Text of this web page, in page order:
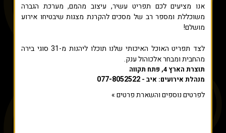
אנו מציעים לכם תפריט עשיר, עיצוב מהמם, מערכת הגברה
משוכללת ומספר רב של מסכים להקרנת מצגות שיבטיחו אירוע
מושלם!
לצד תפריט האוכל האיכותי שלנו תוכלו ליהנות מ-31 סוגי בירה
מהחבית ומבחר אלכוהול ענק.
תוצרת הארץ 4, פתח תקווה
מנהלת אירועים: איב - 077-8052522
לפרטים נוספים והשארת פרטים »